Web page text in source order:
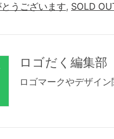
うございます, SOLD
ロゴだく編集部
ロゴマークやデザイ